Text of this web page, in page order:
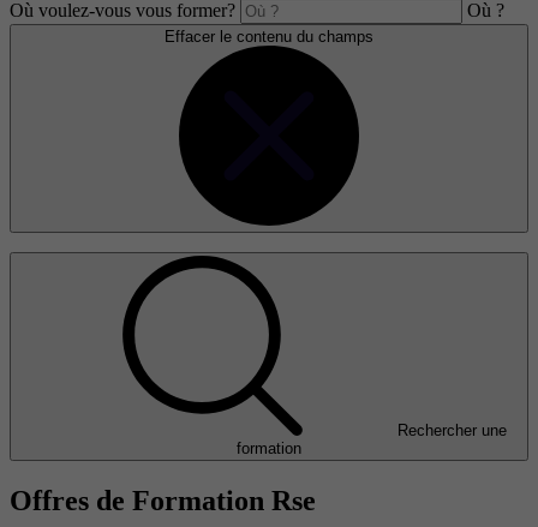
Où voulez-vous vous former? Où ?
Effacer le contenu du champs
Rechercher une
formation
Offres de Formation Rse